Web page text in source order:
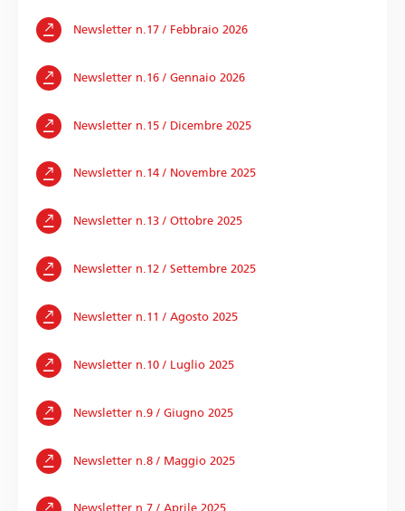
Newsletter n.17 / Febbraio 2026
Newsletter n.16 / Gennaio 2026
Newsletter n.15 / Dicembre 2025
Newsletter n.14 / Novembre 2025
Newsletter n.13 / Ottobre 2025
Newsletter n.12 / Settembre 2025
Newsletter n.11 / Agosto 2025
Newsletter n.10 / Luglio 2025
Newsletter n.9 / Giugno 2025
Newsletter n.8 / Maggio 2025